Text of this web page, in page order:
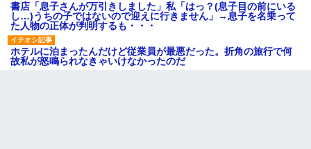
書店「息子さんが万引きしました」私「はっ？(息子目の前にいる
し…)うちの子ではないので迎えに行きません」→息子を名乗って
た人物の正体が判明するも・・・
ホテルに泊まったんだけど従業員が最悪だった。折角の旅行で何
故私が怒鳴られなきゃいけなかったのだ